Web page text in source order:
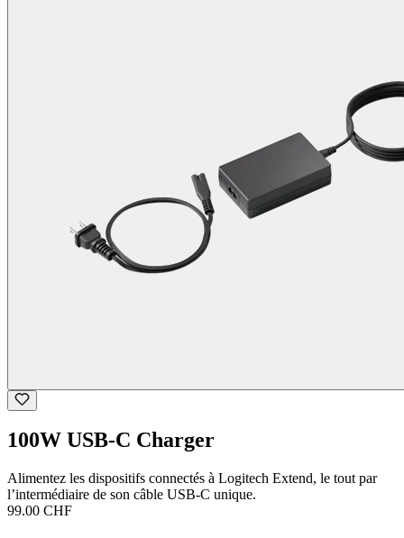
100W USB-C Charger
Alimentez les dispositifs connectés à Logitech Extend, le tout par
l’intermédiaire de son câble USB-C unique.
99.00 CHF